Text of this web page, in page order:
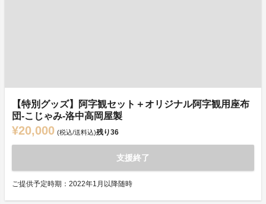
【特別グッズ】阿字観セット＋オリジナル阿字観用座布
団‐こじゃみ‐洛中高岡屋製
¥20,000 (税込/送料込)残り36
支援終了
ご提供予定時期：2022年1月以降随時